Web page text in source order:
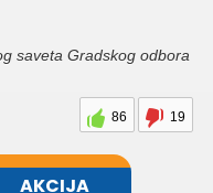
saveta Gradskog odbora
86 19